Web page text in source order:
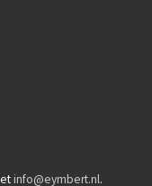
info@eymbert.nl.